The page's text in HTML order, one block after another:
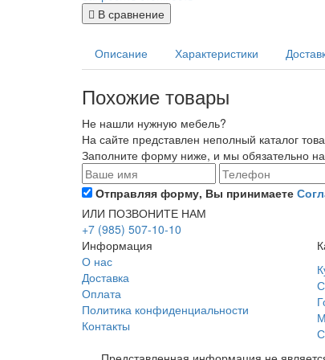
В сравнение
Описание Характеристики
Похожие товары
Не нашли нужную мебель?
На сайте представлен неполный каталог
Заполните форму ниже, и мы обязательно
Отправляя форму, Вы принимаете
ИЛИ ПОЗВОНИТЕ НАМ
+7 (985) 507-10-10
Информация
О нас
Доставка
Оплата
Политика конфиденциальности
Контакты